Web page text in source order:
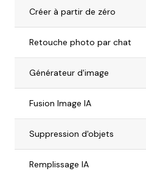
Créer à partir de zéro
Retouche photo par chat
Générateur d'image
Fusion Image IA
Suppression d'objets
Remplissage IA